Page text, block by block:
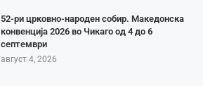
52-ри црковно-народен собир. Македонска
конвенција 2026 во Чикаго од 4 до 6
септември
август 4, 2026